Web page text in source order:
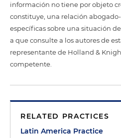
información no tiene por objeto
constituye, una relación
específicas sobre una situación
a que consulte a los autores de
representante de Holland &
competente.
RELATED PRACTICES
Latin America Practice